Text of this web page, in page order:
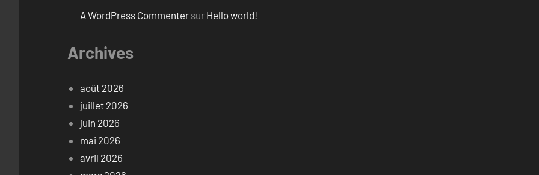
A WordPress Commenter sur Hello world!
Archives
août 2026
juillet 2026
juin 2026
mai 2026
avril 2026